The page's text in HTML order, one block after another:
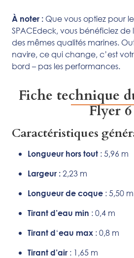
À noter : Que vous optiez pour
SPACEdeck, vous bénéficiez
des mêmes qualités marines.
navire, ce qui change, c’est
bord – pas les performances.
Fiche technique
Flyer 6
Caractéristiques
Longueur hors tout : 5,96 m
Largeur : 2,23 m
Longueur de coque : 5,50 m
Tirant d’eau min : 0,4 m
Tirant d‘eau max : 0,8 m
Tirant d’air : 1,65 m